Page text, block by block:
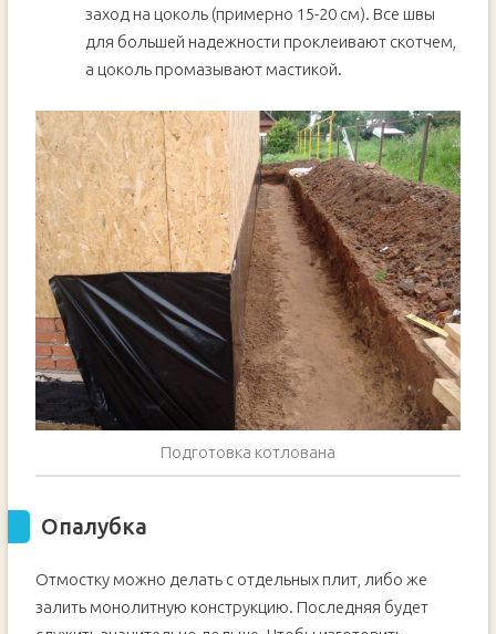
заход на цоколь (примерно 15-20 см). Все швы
для большей надежности проклеивают скотчем,
а цоколь промазывают мастикой.
Подготовка котлована
Опалубка
Отмостку можно делать с отдельных плит, либо же
залить монолитную конструкцию. Последняя будет